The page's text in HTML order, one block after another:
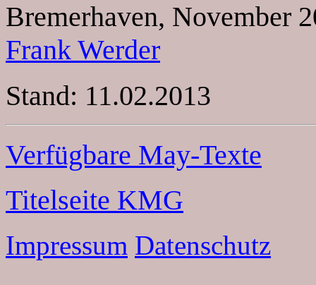
Bremerhaven, November
Frank Werder
Stand: 11.02.2013
Verfügbare May-Texte
Titelseite KMG
Impressum Datenschutz